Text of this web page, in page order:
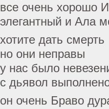
все очень хорошо
элегантный и Ала
хотите дать смерть
но они неправы
у нас было
с дьявол
он очень Браво